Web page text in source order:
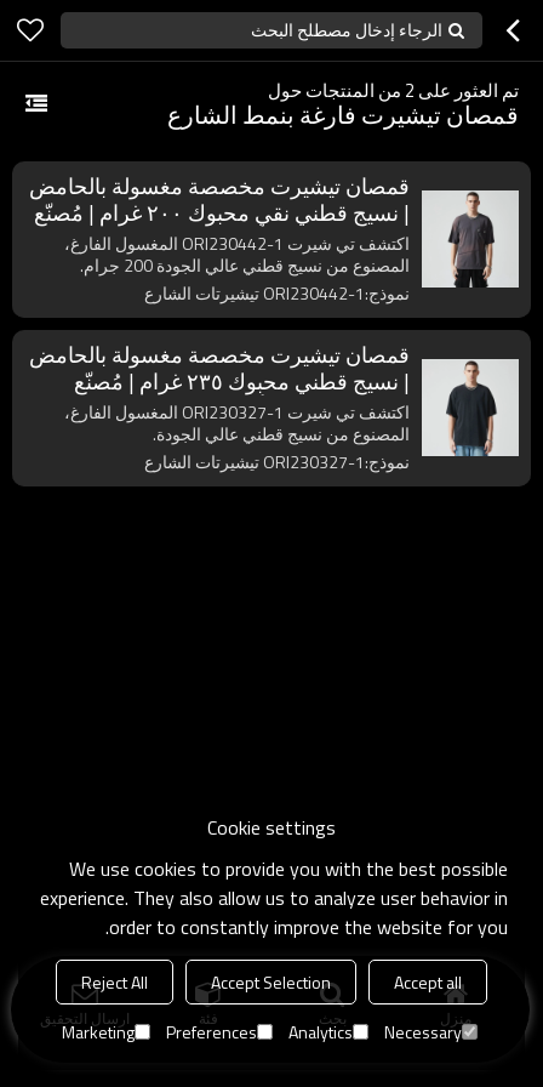
الرجاء إدخال مصطلح البحث
تم العثور على 2 من المنتجات حول
قمصان تيشيرت فارغة بنمط الشارع
قمصان تيشيرت مخصصة مغسولة بالحامض
| نسيج قطني نقي محبوك ٢٠٠ غرام | مُصنّع
قمصان تيشيرت أصلية
اكتشف تي شيرت ORI230442-1 المغسول الفارغ،
المصنوع من نسيج قطني عالي الجودة 200 جرام.
نموذج:ORI230442-1 تيشيرتات الشارع
قمصان تيشيرت مخصصة مغسولة بالحامض
| نسيج قطني محبوك ٢٣٥ غرام | مُصنّع
قمصان تيشيرت أصلية
اكتشف تي شيرت ORI230327-1 المغسول الفارغ،
المصنوع من نسيج قطني عالي الجودة.
نموذج:ORI230327-1 تيشيرتات الشارع
منزل بحث فئة ارسال التحقيق
Cookie settings
We use cookies to provide you with the best possible
experience. They also allow us to analyze user behavior in
order to constantly improve the website for you.
Accept all
Accept Selection
Reject All
Necessary
Analytics
Preferences
Marketing